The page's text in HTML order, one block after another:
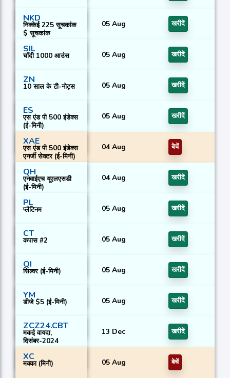
NKD
निक्केई 225 सूचकांक
$ सूचकांक
05 Aug खरीदें
SIL
चाँदी 1000 आउंस 05 Aug खरीदें
ZN
10 साल के टी-नोट्स 05 Aug खरीदें
ES
एस एंड पी 500 इंडेक्स
(ई-मिनी)
05 Aug खरीदें
XAE
एस एंड पी 500 इंडेक्स
एनर्जी सेक्टर (ई-मिनी)
04 Aug बेचें
QH
एनवाईएच यूएलएसडी
(ई-मिनी)
04 Aug खरीदें
PL
प्लैटिनम 05 Aug खरीदें
CT
कपास #2 05 Aug खरीदें
QI
सिल्वर (ई-मिनी) 05 Aug खरीदें
YM
डीजे $5 (ई-मिनी) 05 Aug खरीदें
ZCZ24.CBT
मकई वायदा,
दिसंबर-2024
13 Dec खरीदें
XC
मक्का (मिनी) 05 Aug बेचें